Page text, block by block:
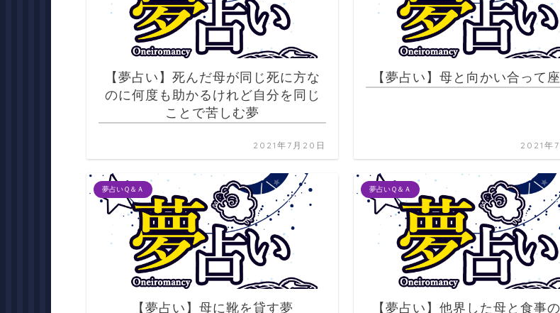
【夢占い】死んだ母が同じ死に方な
のに何度も助かるけれど自分を同じ
ことで苦しむ夢
2021年7月20日
【夢占い】母と向かい合って
2021年
夢占いＱ＆Ａ
【夢占い】母に靴を貸す夢
夢占いＱ＆Ａ
【夢占い】他界した母と食事